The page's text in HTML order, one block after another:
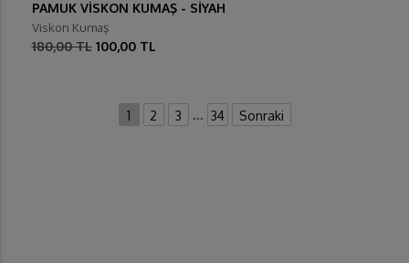
PAMUK VİSKON KUMAŞ - SİYAH
Viskon Kumaş
180,00 TL 100,00 TL
1 2 3 ... 34 Sonraki